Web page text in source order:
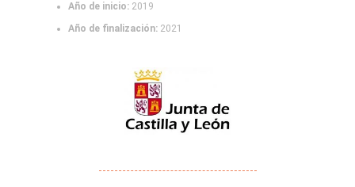
Año de inicio: 2019
Año de finalización: 2021